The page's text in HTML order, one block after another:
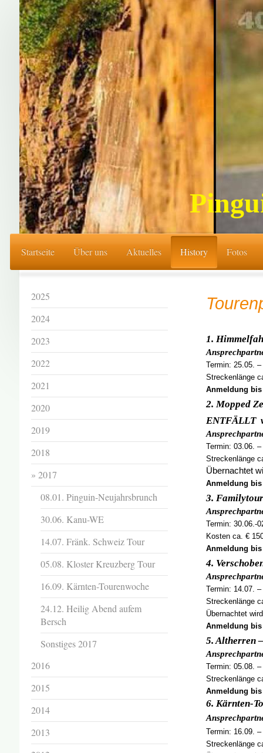
Startseite Über uns Aktuelles History Fotos
1.
Termin: 25.05.
Streckenlänge
Anmeldung bis
2. Mopped
ENTFÄLLT
Termin: 03.06.
Streckenlänge
Übernachtet
Anmeldung bis
3.
Termin: 30.06.-
Kosten ca. €
Anmeldung bis
4.
Termin: 14.07.
Streckenlänge
Übernachtet
Anmeldung bis
5. Altherren
Termin: 05.08.
Streckenlänge
Anmeldung bis
6. Kärnten-
Termin: 16.09.
Streckenlänge
2025
2024
2023
2022
2021
2020
2019
2018
2017
08.01. Pinguin-Neujahrsbrunch
30.06. Kanu-WE
14.07. Fränk. Schweiz Tour
05.08. Kloster Kreuzberg Tour
16.09. Kärnten-Tourenwoche
24.12. Heilig Abend aufem
Bersch
Sonstiges 2017
2016
2015
2014
2013